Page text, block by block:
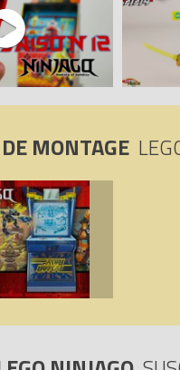
pièces LEGO ont été
sont ainsi synonymes de
LEGO Ninjago 71714 Avatar
Ninjago 71714 :
MONTAGE